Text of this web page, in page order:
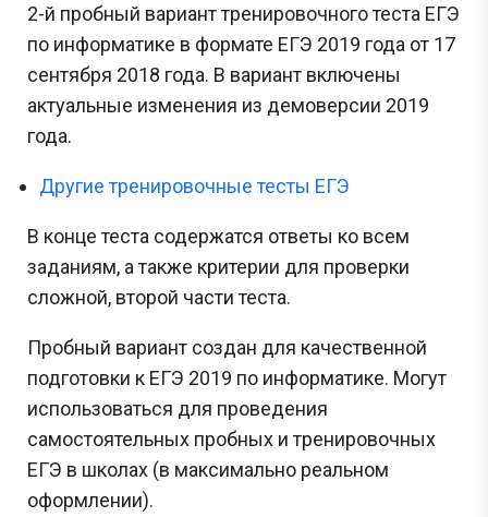
2-й пробный вариант тренировочного теста ЕГЭ
по информатике в формате ЕГЭ 2019 года от 17
сентября 2018 года. В вариант включены
актуальные изменения из демоверсии 2019
года.
Другие тренировочные тесты ЕГЭ
В конце теста содержатся ответы ко всем
заданиям, а также критерии для проверки
сложной, второй части теста.
Пробный вариант создан для качественной
подготовки к ЕГЭ 2019 по информатике. Могут
использоваться для проведения
самостоятельных пробных и тренировочных
ЕГЭ в школах (в максимально реальном
оформлении).